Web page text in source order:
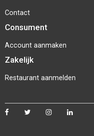
Contact
Consument
Account aanmaken
Zakelijk
Restaurant aanmelden